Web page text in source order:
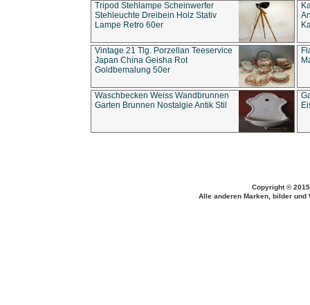
Tripod Stehlampe Scheinwerfer
Stehleuchte Dreibein Holz Stativ
Lampe Retro 60er
Vintage 21 Tlg. Porzellan Teeservice
Japan China Geisha Rot
Goldbemalung 50er
Waschbecken Weiss Wandbrunnen
Garten Brunnen Nostalgie Antik Stil
Copyright ©
Alle anderen Marken, bilder und